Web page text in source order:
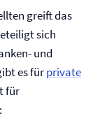
greift das
sich
und
es fürprivate
für